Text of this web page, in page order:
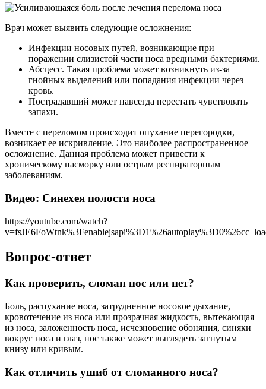
Врач может выявить следующие осложнения:
Инфекции носовых путей, возникающие при
поражении слизистой части носа вредными бактериями.
Абсцесс. Такая проблема может возникнуть из-за
гнойных выделений или попадания инфекции через
кровь.
Пострадавший может навсегда перестать чувствовать
запахи.
Вместе с переломом происходит опухание перегородки,
возникает ее искривление. Это наиболее распространенное
осложнение. Данная проблема может привести к
хроническому насморку или острым респираторным
заболеваниям.
Видео: Синехея полости носа
https://youtube.com/watch?
Вопрос-ответ
Как проверить, сломан нос или нет?
Боль, распухание носа, затрудненное носовое дыхание,
кровотечение из носа или прозрачная жидкость, вытекающая
из носа, заложенность носа, исчезновение обоняния, синяки
вокруг носа и глаз, нос также может выглядеть загнутым
книзу или кривым.
Как отличить ушиб от сломанного носа?